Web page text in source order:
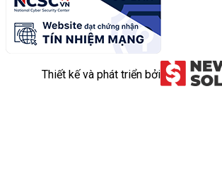
Thiết kế và phát triển bởi